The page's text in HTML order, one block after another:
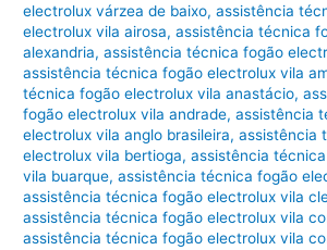
electrolux várzea de baixo,assistência
electrolux vila airosa,assistência técnica
alexandria,assistência técnica fogão
assistência técnica fogão electrolux vila
técnica fogão electrolux vila anastácio,
fogão electrolux vila andrade,assistência
electrolux vila anglo brasileira,assistência
electrolux vila bertioga,assistência
vila buarque,assistência técnica fogão
assistência técnica fogão electrolux vila
assistência técnica fogão electrolux vila
assistência técnica fogão electrolux vila